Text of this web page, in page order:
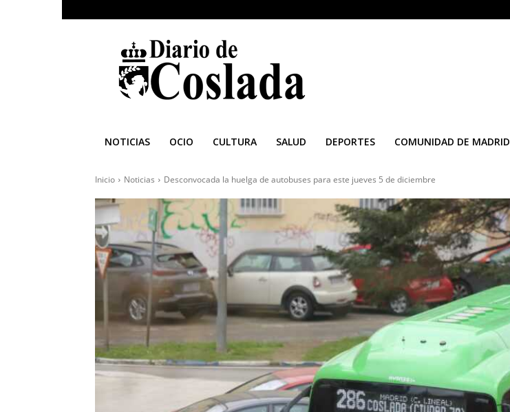
Diario
de
Coslada
NOTICIAS OCIO CULTURA SALUD DEPORTES COMUNIDAD DE MADRID
Inicio Noticias Desconvocada la huelga de autobuses para este jueves 5 de diciembre